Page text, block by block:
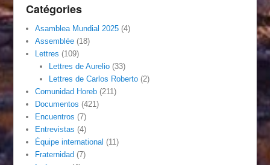
Catégories
Asamblea Mundial 2025 (4)
Assemblée (18)
Lettres (109)
Lettres de Aurelio(33)
Lettres de Carlos Roberto(2)
Comunidad Horeb (211)
Documentos (421)
Encuentros (7)
Entrevistas (4)
Équipe international (11)
Fraternidad (7)